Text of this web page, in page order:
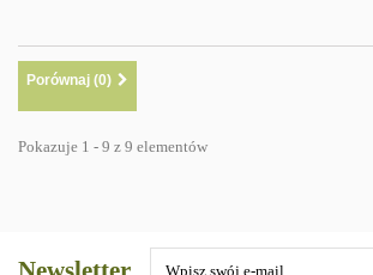
Porównaj (0)
Pokazuje 1 - 9 z 9 elementów